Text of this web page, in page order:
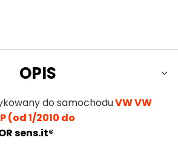
OPIS
do samochoduVWVW
(od 1/2010 do
sens.it®